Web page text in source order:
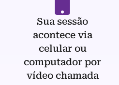
Sua sessão
acontece via
celular ou
computador por
vídeo chamada